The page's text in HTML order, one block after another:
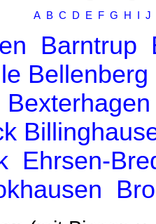
A B C D E F G H J
Barntrup
Bellenberg
Bexterhagen
Ehrsen-